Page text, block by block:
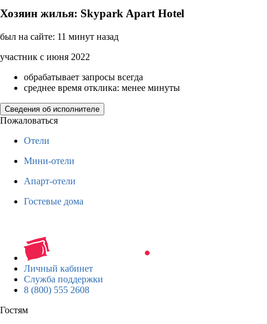
Хозяин жилья: Skypark Apart Hotel
был на сайте: 11 минут назад
участник с июня 2022
обрабатывает запросы всегда
среднее время отклика: менее минуты
Сведения об исполнителе
Пожаловаться
Отели
Мини-отели
Апарт-отели
Гостевые дома
Личный кабинет
Служба поддержки
8 (800) 555 2608
Гостям